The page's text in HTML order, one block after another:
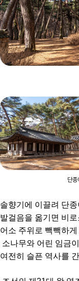
단
솔향기에 이끌려 단
발걸음을 옮기면 비
어소 주위로 빽빽하
소나무와 어린 임금
여전히 슬픈 역사를